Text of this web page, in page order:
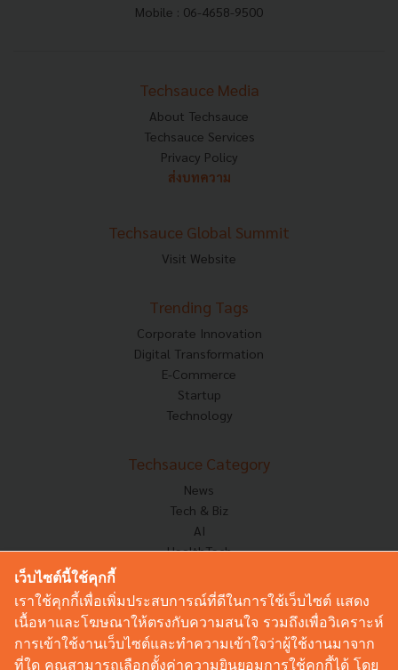
Mobile : 06-4658-9500
Techsauce Media
About Techsauce
Techsauce Services
Privacy Policy
ส่งบทความ
Techsauce Global Summit
Visit Website
Trending Tags
Corporate Innovation
Digital Transformation
E-Commerce
Startup
Technology
Techsauce Category
News
Tech & Biz
AI
HealthTech
Corp Innov
Saucy Thoughts
Based On
Sustainable
เว็บไซต์นี้ใช้คุกกี้
เราใช้คุกกี้เพื่อเพิ่มประสบการณ์ที่ดีในการใช้เว็บไซต์ แสดง
เนื้อหาและโฆษณาให้ตรงกับความสนใจ รวมถึงเพื่อวิเคราะห์
การเข้าใช้งานเว็บไซต์และทำความเข้าใจว่าผู้ใช้งานมาจาก
ที่ใด คุณสามารถเลือกตั้งค่าความยินยอมการใช้คุกกี้ได้ โดย